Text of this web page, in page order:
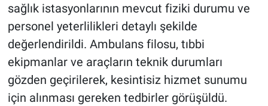
sağlık istasyonlarının mevcut fiziki durumu ve
personel yeterlilikleri detaylı şekilde
değerlendirildi. Ambulans filosu, tıbbi
ekipmanlar ve araçların teknik durumları
gözden geçirilerek, kesintisiz hizmet sunumu
için alınması gereken tedbirler görüşüldü.